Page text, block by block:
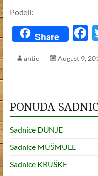
Podeli:
Share
F
e
o
antic August 9,
PONUDA
Sadnice DUNJE
Sadnice MUŠMULE
Sadnice KRUŠKE